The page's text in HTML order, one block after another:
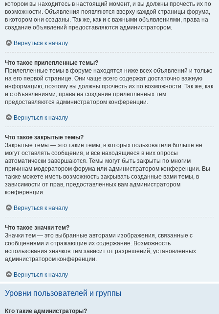
котором вы находитесь в настоящий момент, и вы должны прочесть их по
возможности. Объявления появляются вверху каждой страницы форума,
в котором они созданы. Так же, как и с важными объявлениями, права на
создание объявлений предоставляются администратором.
Вернуться к началу
Что такое прилепленные темы?
Прилепленные темы в форуме находятся ниже всех объявлений и только
на его первой странице. Они чаще всего содержат достаточно важную
информацию, поэтому вы должны прочесть их по возможности. Так же, как
и с объявлениями, права на создание прилепленных тем
предоставляются администратором конференции.
Вернуться к началу
Что такое закрытые темы?
Закрытые темы — это такие темы, в которых пользователи больше не
могут оставлять сообщения, и все находящиеся в них опросы
автоматически завершаются. Темы могут быть закрыты по многим
причинам модератором форума или администратором конференции. Вы
также можете иметь возможность закрывать созданные вами темы, в
зависимости от прав, предоставленных вам администратором
конференции.
Вернуться к началу
Что такое значки тем?
Значки тем — это выбранные авторами изображения, связанные с
сообщениями и отражающие их содержание. Возможность
использования значков тем зависит от разрешений, установленных
администратором конференции.
Вернуться к началу
Уровни пользователей и группы
Кто такие администраторы?